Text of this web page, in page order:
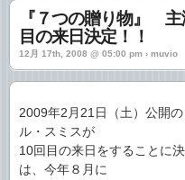
『７つの贈り物』
目の来日決定！！
12月 17th, 2008 @ 05:00 pm › muvio
2009年2月21日（土）公開
ル・スミスが
10回目の来日をすることに
は、今年８月に